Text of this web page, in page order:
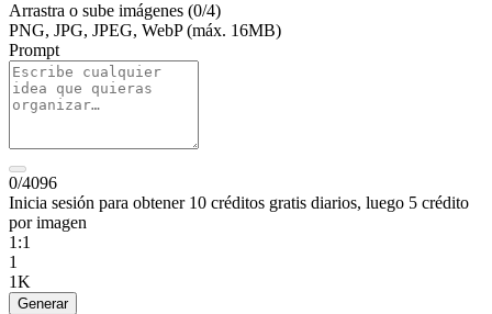
Arrastra o sube imágenes (0/4)
PNG, JPG, JPEG, WebP (máx. 16MB)
Prompt
0/4096
Inicia sesión para obtener 10 créditos gratis diarios, luego 5 crédito
por imagen
1:1
1
1K
Generar